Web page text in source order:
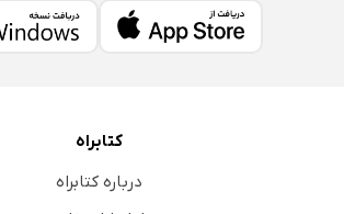
کتابراه
درباره کتابراه